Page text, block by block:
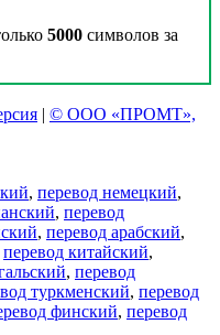
5000 символов за
| © ООО «ПРОМТ»,
, перевод немецкий,
, перевод
, перевод арабский,
перевод китайский,
, перевод
туркменский, перевод
финский, перевод